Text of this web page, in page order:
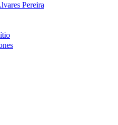
Pereira